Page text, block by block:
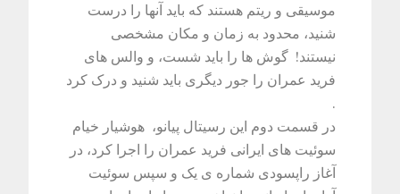
موسیقی و ریتم هستند که باید آنها را درست
شنید، محدود به زمان و مکان مشخصی
نیستند! گوش ها را باید شست، و والس های
فرید عمران را جور دیگری باید شنید و درک کرد
.
در قسمت دوم این رسیتال پیانو، هوشیار خیام
سوئیت های ایرانی فرید عمران را اجرا کرد، در
آغاز راپسودی شماره ی یک و سپس سوئیت